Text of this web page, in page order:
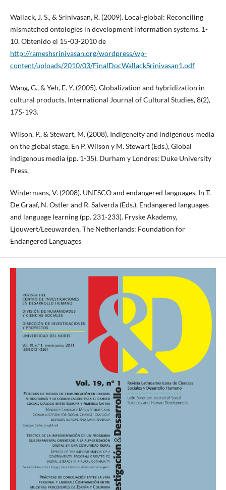
Wallack, J. S., & Srinivasan, R. (2009). Local-global: Reconciling
mismatched ontologies in development information systems. 1-
10. Obtenido el 15-03-2010 de
http://rameshsrinivasan.org/wordpress/wp-
content/uploads/2010/03/FinalDocWallackSrinivasan1.pdf
Wang, G., & Yeh, E. Y. (2005). Globalization and hybridization in
cultural products. International Journal of Cultural Studies, 8(2),
175-193.
Wilson, P., & Stewart, M. (2008). Indigeneity and indigenous media
on the global stage. En P. Wilson y M. Stewart (Eds.), Global
indigenous media (pp. 1-35). Durham y Londres: Duke University
Press.
Wintermans, V. (2008). UNESCO and endangered languages. In T.
De Graaf, N. Ostler and R. Salverda (Eds.), Endangered languages
and language learning (pp. 231-233). Fryske Akademy,
Ljouwert/Leeuwarden, The Netherlands: Foundation for
Endangered Languages